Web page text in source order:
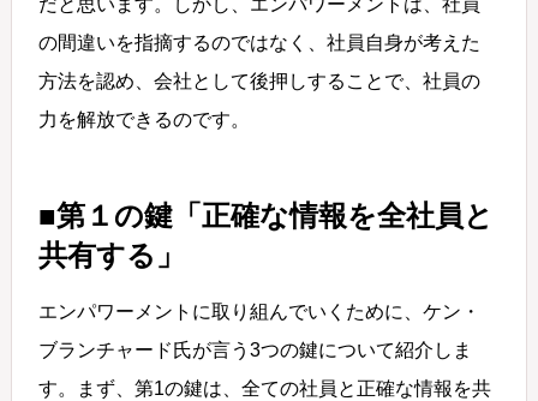
だと思います。しかし、エンパワーメントは、社員
の間違いを指摘するのではなく、社員自身が考えた
方法を認め、会社として後押しすることで、社員の
力を解放できるのです。
■第１の鍵「正確な情報を全社員と
共有する」
エンパワーメントに取り組んでいくために、ケン・
ブランチャード氏が言う3つの鍵について紹介しま
す。まず、第1の鍵は、全ての社員と正確な情報を共